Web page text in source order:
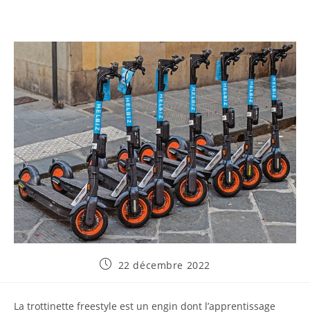
Publication
22 décembre 2022
La trottinette freestyle est un engin dont l’apprentissage